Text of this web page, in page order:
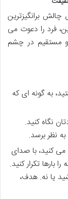
برانگیزترین
فرد را دعوت می
و مستقیم در چشم
به گونه ای که
نگاه کنید.
نظر برسد.
می کنید، با صدای
بارها تکرار کنید.
یا نه. هدف،